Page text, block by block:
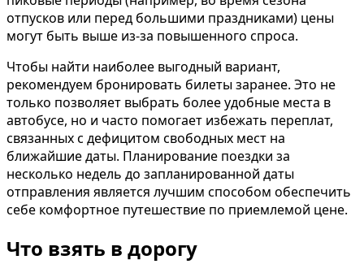
отпусков или перед большими праздниками) цены
могут быть выше из-за повышенного спроса.
Чтобы найти наиболее выгодный вариант,
рекомендуем бронировать билеты заранее. Это не
только позволяет выбрать более удобные места в
автобусе, но и часто помогает избежать переплат,
связанных с дефицитом свободных мест на
ближайшие даты. Планирование поездки за
несколько недель до запланированной даты
отправления является лучшим способом обеспечить
себе комфортное путешествие по приемлемой цене.
Что взять в дорогу